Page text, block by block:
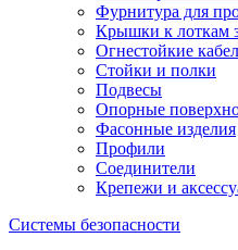
Фурнитура для
Крышки к лоткам
Огнестойкие
Стойки и полки
Подвесы
Опорные
Фасонные изделия
Профили
Соединители
Крепежи и
Системы безопасности